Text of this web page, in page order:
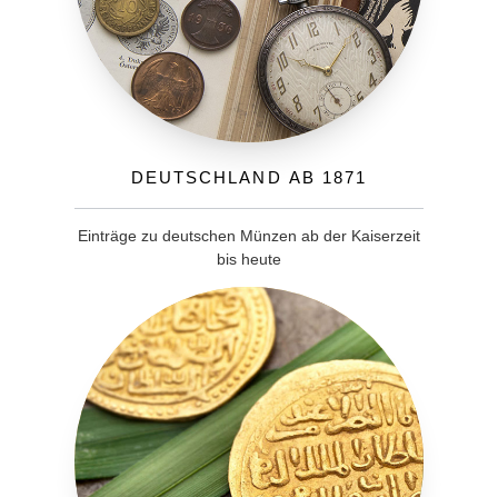
Deutschland ab 1871
Einträge zu deutschen Münzen ab der Kaiserzeit
bis heute